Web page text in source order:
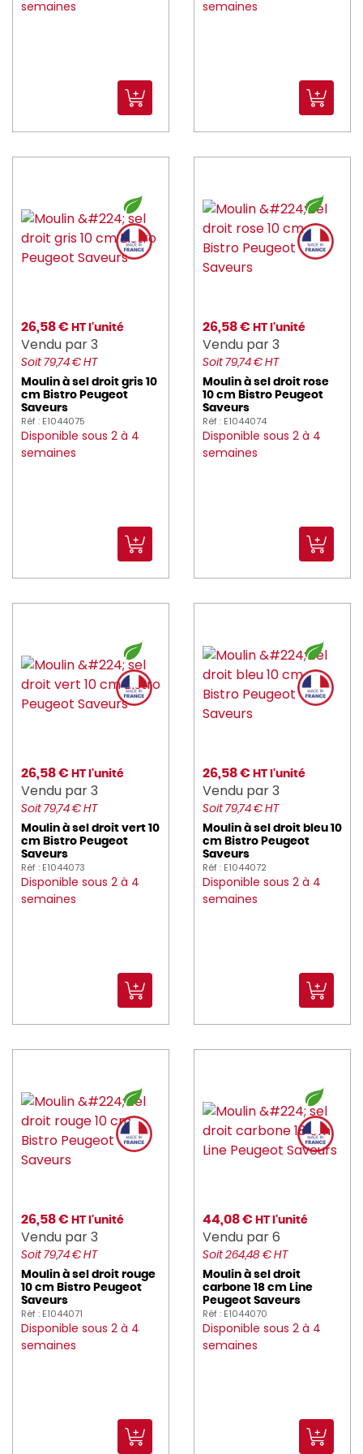
kuantom (2)
LA_ROCHERE (54)
lemarquier (8)
lesnouvellespailles (4)
Luminarc (102)
MAPA (9)
MASTRAD (2)
MAUVIEL (60)
MICROPLANE (3)
MOLINEL (418)
moom (7)
MR_PROPRE (3)
overone (4)
PANIBOIS (8)
PARANOCTA (8)
peugeot_saveurs (239)
PIO_TAVOLA (9)
PLASTOREX (66)
PLATEMATE (2)
PRESSART (2)
PRO_COOKER (246)
PRO_MUNDI (898)
PROBBAX (98)
PROOF (72)
PUJADAS (57)
RAK (3012)
semaines semaines
26,58 € HT l'unité
Vendu par 3
Soit 79,74 € HT
Moulin à sel droit gris 10
cm Bistro Peugeot
Saveurs
Réf : E1044075
Disponible sous 2 à 4
semaines
26,58 € HT l'unité
Vendu par 3
Soit 79,74 € HT
Moulin à sel droit rose
10 cm Bistro Peugeot
Saveurs
Réf : E1044074
Disponible sous 2 à 4
semaines
26,58 € HT l'unité
Vendu par 3
Soit 79,74 € HT
Moulin à sel droit vert 10
cm Bistro Peugeot
Saveurs
Réf : E1044073
Disponible sous 2 à 4
semaines
26,58 € HT l'unité
Vendu par 3
Soit 79,74 € HT
Moulin à sel droit bleu 10
cm Bistro Peugeot
Saveurs
Réf : E1044072
Disponible sous 2 à 4
semaines
26,58 € HT l'unité
Vendu par 3
Soit 79,74 € HT
Moulin à sel droit rouge
10 cm Bistro Peugeot
Saveurs
Réf : E1044071
Disponible sous 2 à 4
semaines
44,08 € HT l'unité
Vendu par 6
Soit 264,48 € HT
Moulin à sel droit
carbone 18 cm Line
Peugeot Saveurs
Réf : E1044070
Disponible sous 2 à 4
semaines